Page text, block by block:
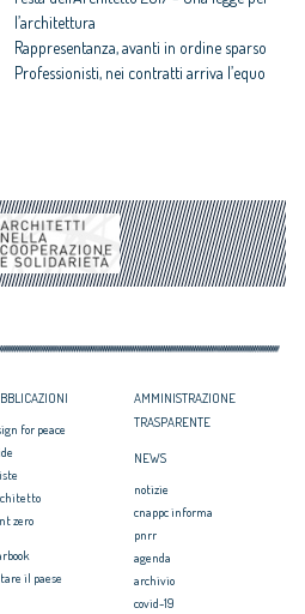
l’architettura
Rappresentanza, avanti in ordine sparso
Professionisti, nei contratti arriva l’equo
degradate
Architetti: 'Comune e Consiglio di Stato,
svilito interesse pubblico'
for peace
zero
il paese
AMMINISTRAZIONE
TRASPARENTE
NEWS
notizie
cnappc informa
pnrr
agenda
archivio
covid-19